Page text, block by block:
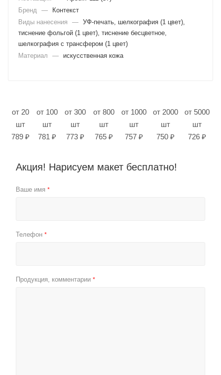
Бренд
—
Контекст
Виды нанесения
— УФ-печать, шелкография (1 цвет),
тиснение фольгой (1 цвет), тиснение бесцветное,
шелкография с трансфером (1 цвет)
Материал
— искусственная кожа
от 20
шт
789 ₽
от 100
шт
781 ₽
от 300
шт
773 ₽
от 800
шт
765 ₽
от 1000
шт
757 ₽
от 2000
шт
750 ₽
от 5000
шт
726 ₽
Акция! Нарисуем макет бесплатно!
Ваше имя *
Телефон *
Продукция, комментарии *